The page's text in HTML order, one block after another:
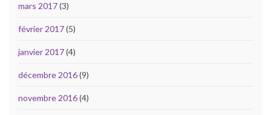
mars 2017(3)
février 2017(5)
janvier 2017(4)
décembre 2016(9)
novembre 2016(4)